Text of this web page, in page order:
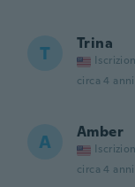
T Trina
circa 4
A Amber
circa 4